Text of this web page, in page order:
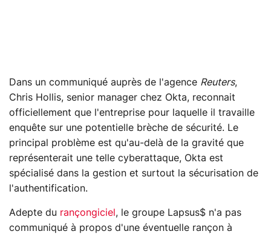
Dans un communiqué auprès de l'agence Reuters,
Chris Hollis, senior manager chez Okta, reconnait
officiellement que l'entreprise pour laquelle il travaille
enquête sur une potentielle brèche de sécurité. Le
principal problème est qu'au-delà de la gravité que
représenterait une telle cyberattaque, Okta est
spécialisé dans la gestion et surtout la sécurisation de
l'authentification.
Adepte du rançongiciel , le groupe Lapsus$ n'a pas
communiqué à propos d'une éventuelle rançon à